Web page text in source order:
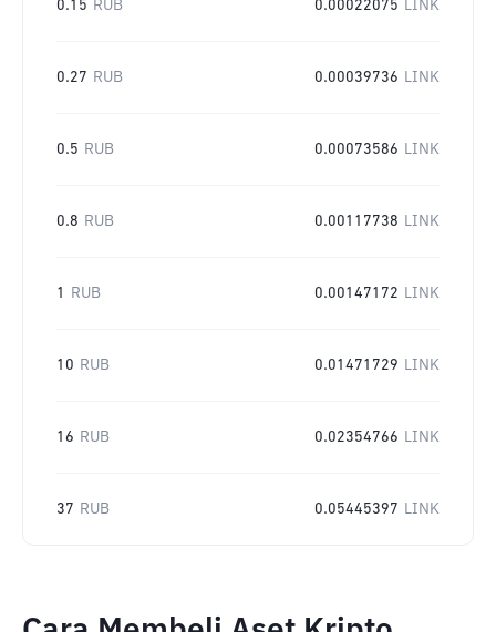
0.15 RUB 0.00022075 LINK
0.27 RUB 0.00039736 LINK
0.5 RUB 0.00073586 LINK
0.8 RUB 0.00117738 LINK
1 RUB 0.00147172 LINK
10 RUB 0.01471729 LINK
16 RUB 0.02354766 LINK
37 RUB 0.05445397 LINK